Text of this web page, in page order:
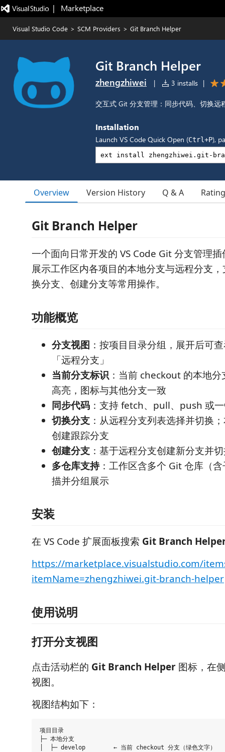
|   Marketplace
Visual Studio Code > SCM Providers > Git Branch Helper
Git Branch Helper
zhengzhiwei | 3 installs |
交互式 Git 分支管理：同步代码、切换远
Installation
Launch VS Code Quick Open (Ctrl+P),
Overview Version History Q & A
Git Branch Helper
一个面向日常开发的 VS Code Git 分支管理
展示工作区内各项目的本地分支与远程分支
换分支、创建分支等常用操作。
功能概览
分支视图 ：按项目目录分组，展开后可
「远程分支」
当前分支标识 ：当前 checkout 的本地
高亮，图标与其他分支一致
同步代码 ：支持 fetch、pull、push 或
切换分支 ：从远程分支列表选择并切换
创建跟踪分支
创建分支 ：基于远程分支创建新分支并
多仓库支持：工作区含多个 Git 仓库（
描并分组展示
安装
在 VS Code 扩展面板搜索 Git Branch
https://marketplace.visualstudio.com/
itemName=zhengzhiwei.git-branch-helper
使用说明
打开分支视图
点击活动栏的 Git Branch Helper 图标，在
视图。
视图结构如下：
项目目录
├─ 本地分支
│  ├─ develop        ← 当前 checkout 分支（绿色文字）